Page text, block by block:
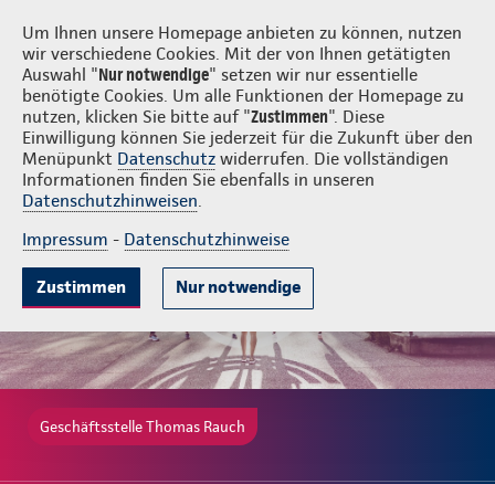
Um Ihnen unsere Homepage anbieten zu können, nutzen
wir verschiedene Cookies. Mit der von Ihnen getätigten
Auswahl "Nur notwendige" setzen wir nur essentielle
benötigte Cookies. Um alle Funktionen der Homepage zu
nutzen, klicken Sie bitte auf "Zustimmen". Diese
Einwilligung können Sie jederzeit für die Zukunft über den
Menüpunkt Datenschutz widerrufen. Die vollständigen
Informationen finden Sie ebenfalls in unseren
Datenschutzhinweisen.
Impressum - Datenschutzhinweise
Zustimmen Nur notwendige
Thomas Rauch Login
Gute Gründe Tarife & Leistungen Wissenswertes Beratung &
Geschäftsstelle Thomas Rauch